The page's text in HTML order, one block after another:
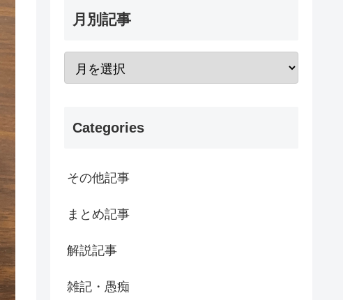
月別記事
Categories
その他記事
まとめ記事
解説記事
雑記・愚痴